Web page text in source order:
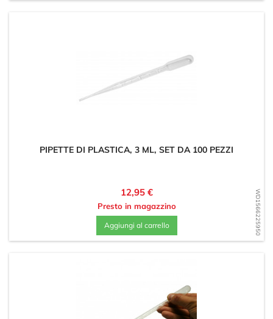
WD1566225950
PIPETTE DI PLASTICA, 3 ML, SET DA 100 PEZZI
Prezzo
12,95 €
Presto in magazzino
Aggiungi al carrello